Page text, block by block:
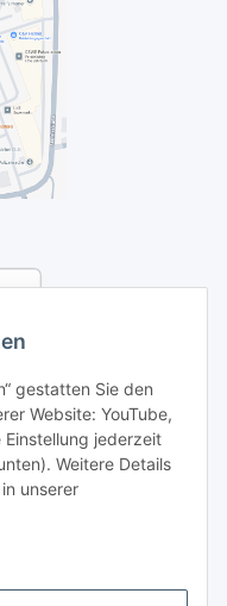
gestatten Sie den
Website: YouTube,
Einstellung jederzeit
Weitere Details
unserer